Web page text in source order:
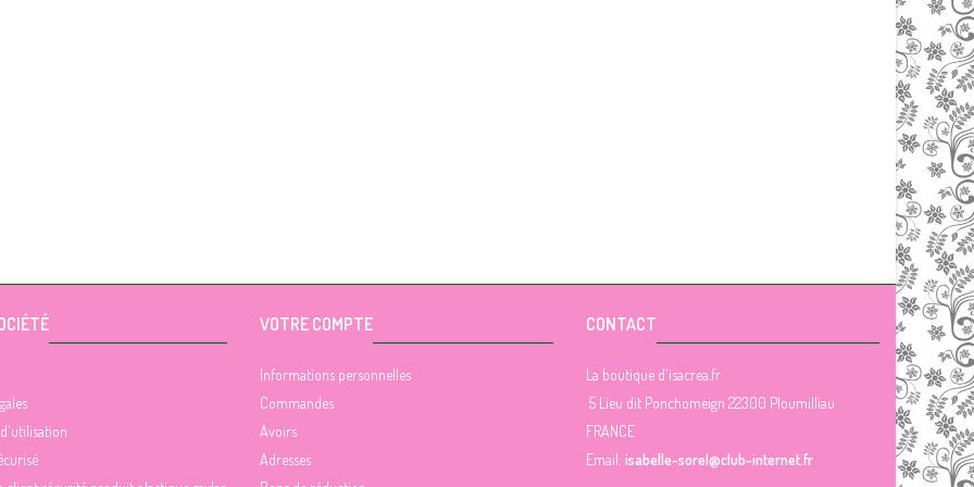
VOTRE COMPTE
Informations personnelles
Commandes
Avoirs
Adresses
CONTACT
La boutique d'isacrea.fr
5 Lieu dit Ponchomeign 22300 Ploumilliau
FRANCE
Email: isabelle-sorel@club-internet.fr